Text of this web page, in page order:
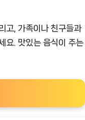
고, 가족이나 친구들과
요. 맛있는 음식이 주는